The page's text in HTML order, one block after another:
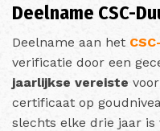
Deelname CSC-
Deelname aan het
verificatie door een
jaarlijkse vereiste
certificaat op
slechts elke drie jaar is